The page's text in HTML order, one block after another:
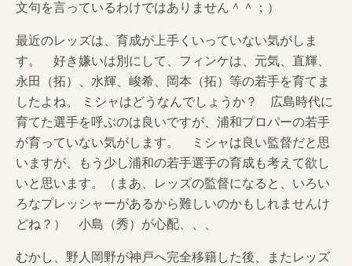
文句を言っているわけではありません＾＾；）
最近のレッズは、育成が上手くいっていない気がしま
す。 好き嫌いは別にして、フィンケは、元気、直輝、
永田（拓）、水輝、峻希、岡本（拓）等の若手を育てま
したよね。 ミシャはどうなんでしょうか？ 広島時代に
育てた選手を呼ぶのは良いですが、浦和プロパーの若手
が育っていない気がします。 ミシャは良い監督だと思
いますが、もう少し浦和の若手選手の育成も考えて欲し
いと思います。（まあ、レッズの監督になると、いろい
ろなプレッシャーがあるから難しいのかもしれませんけ
どね？） 小島（秀）が心配、、、
むかし、野人岡野が神戸へ完全移籍した後、またレッズ